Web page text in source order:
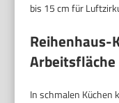
bis 15 cm für
Reihenhaus-
Arbeitsfläche
In schmalen Küchen